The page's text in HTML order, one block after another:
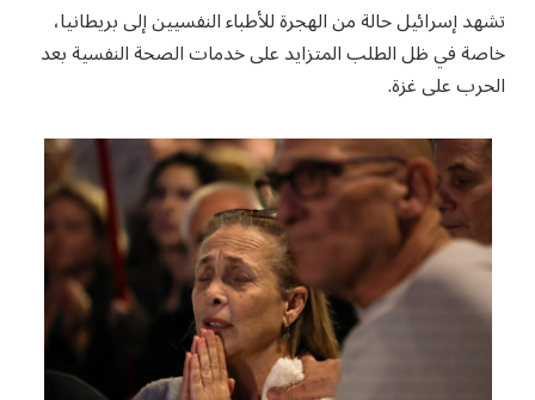
تشهد إسرائيل حالة من الهجرة للأطباء النفسيين إلى بريطانيا،
خاصة في ظل الطلب المتزايد على خدمات الصحة النفسية بعد
الحرب على غزة.